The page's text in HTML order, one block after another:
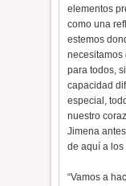
elementos
como una
estemos
necesitamos
para todos,
capacidad
especial,
nuestro
Jimena
de aquí a los
“Vamos a